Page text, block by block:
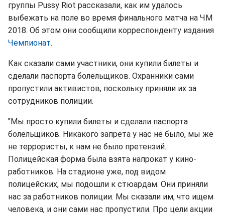
группы Pussy Riot рассказали, как им удалось
выбежать на поле во время финального матча на ЧМ
2018. Об этом они сообщили корреспонденту издания
Чемпионат.
Как сказали сами участники, они купили билеты и
сделали паспорта болельщиков. Охранники сами
пропустили активистов, поскольку приняли их за
сотрудников полиции.
"Мы просто купили билеты и сделали паспорта
болельщиков. Никакого запрета у нас не было, мы же
не террористы, к нам не было претензий.
Полицейская форма была взята напрокат у кино-
работников. На стадионе уже, под видом
полицейских, мы подошли к стюардам. Они приняли
нас за работников полиции. Мы сказали им, что ищем
человека, и они сами нас пропустили. Про цели акции